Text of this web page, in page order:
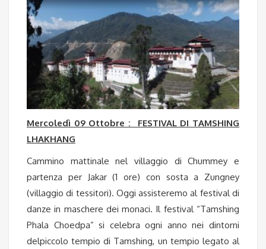
Mercoledì 09 Ottobre : FESTIVAL DI TAMSHING
LHAKHANG
Cammino mattinale nel villaggio di Chummey e
partenza per Jakar (1 ore) con sosta a Zungney
(villaggio di tessitori). Oggi assisteremo al festival di
danze in maschere dei monaci. Il festival “Tamshing
Phala Choedpa” si celebra ogni anno nei dintorni
delpiccolo tempio di Tamshing, un tempio legato al